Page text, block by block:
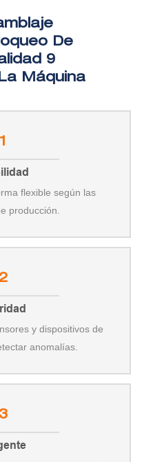
Máquina
flexible según las
producción.
y dispositivos de
anomalías.